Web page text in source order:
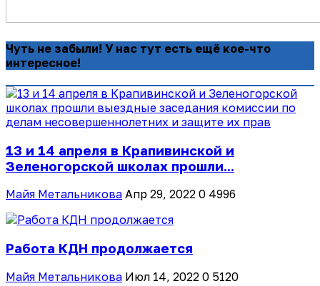
Чуть не забыли! У нас тут есть ещё кое-что
интересное!
13 и 14 апреля в Крапивинской и
Зеленогорской школах прошли...
Майя Метальникова Апр 29, 2022 0 4996
Работа КДН продолжается
Майя Метальникова Июл 14, 2022 0 5120